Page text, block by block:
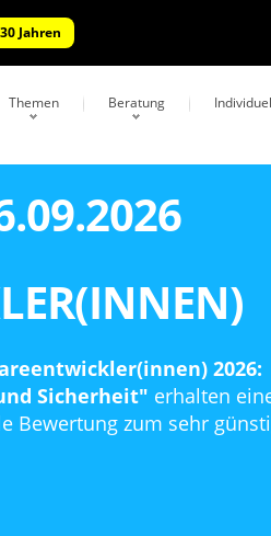
Jahren
Themen Beratung
2026:
Sicherheit" erhalten
Bewertung zum sehr